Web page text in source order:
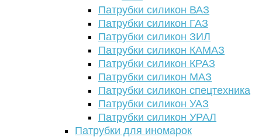
Патрубки силикон ВАЗ
Патрубки силикон ГАЗ
Патрубки силикон ЗИЛ
Патрубки силикон КАМАЗ
Патрубки силикон КРАЗ
Патрубки силикон МАЗ
Патрубки силикон спецтехника
Патрубки силикон УАЗ
Патрубки силикон УРАЛ
Патрубки для иномарок